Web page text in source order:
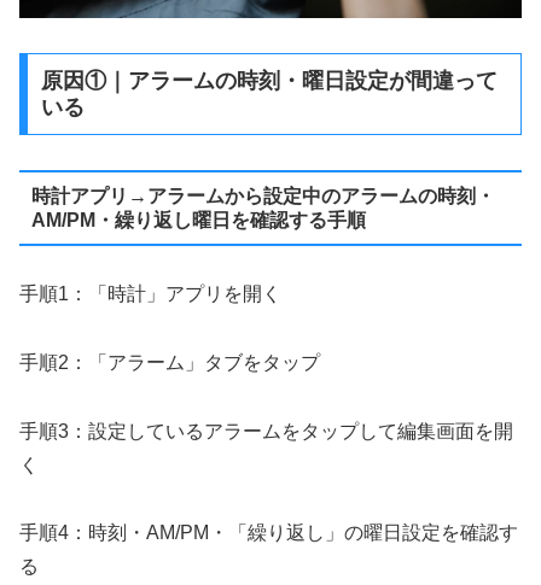
原因①｜アラームの時刻・曜日設定が間違って
いる
時計アプリ→アラームから設定中のアラームの時刻・
AM/PM・繰り返し曜日を確認する手順
手順1：「時計」アプリを開く
手順2：「アラーム」タブをタップ
手順3：設定しているアラームをタップして編集画面を開
く
手順4：時刻・AM/PM・「繰り返し」の曜日設定を確認す
る